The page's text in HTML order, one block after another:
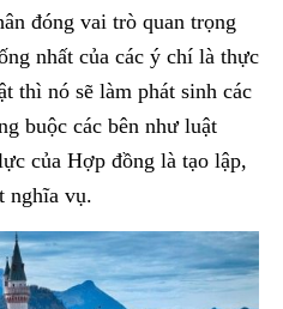
đóng vai trò quan trọng
nhất của các ý chí là thực
thì nó sẽ làm phát sinh các
buộc các bên như luật
của Hợp đồng là tạo lập,
nghĩa vụ.